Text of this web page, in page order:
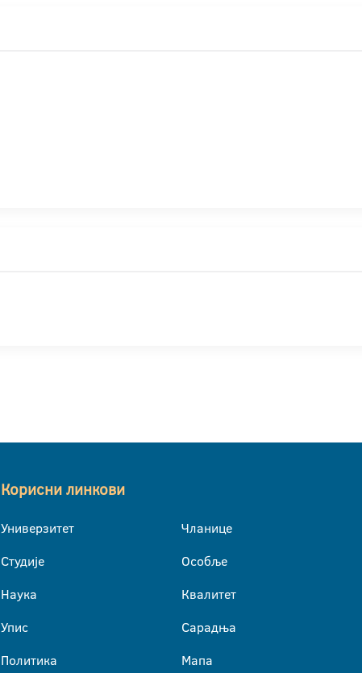
Корисни линкови
Универзитет
Студије
Наука
Упис
Политика
Чланице
Особље
Квалитет
Сарадња
Мапа